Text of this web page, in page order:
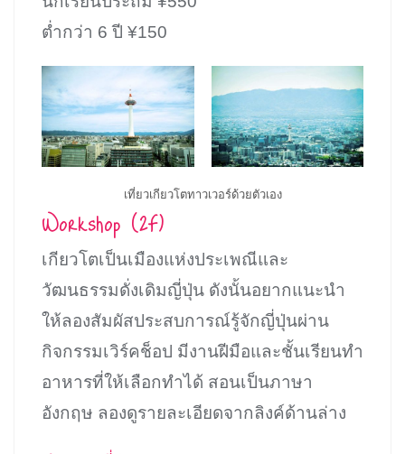
ต่ำกว่า 6 ปี ¥150
เที่ยวเกียวโตทาวเวอร์ด้วยตัวเอง
Workshop (2F)
เกียวโตเป็นเมืองแห่งประเพณีและ
วัฒนธรรมดั่งเดิมญี่ปุ่น ดังนั้นอยากแนะนำ
ให้ลองสัมผัสประสบการณ์รู้จักญี่ปุ่นผ่าน
กิจกรรมเวิร์คช็อป มีงานฝีมือและชั้นเรียนทำ
อาหารที่ให้เลือกทำได้ สอนเป็นภาษา
อังกฤษ ลองดูรายละเอียดจากลิงค์ด้านล่าง